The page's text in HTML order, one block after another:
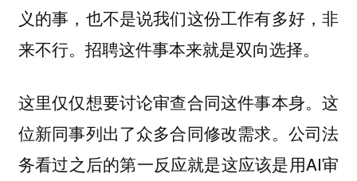
义的事，也不是说我们这份工作有多好，非
来不行。招聘这件事本来就是双向选择。
这里仅仅想要讨论审查合同这件事本身。这
位新同事列出了众多合同修改需求。公司法
务看过之后的第一反应就是这应该是用AI审